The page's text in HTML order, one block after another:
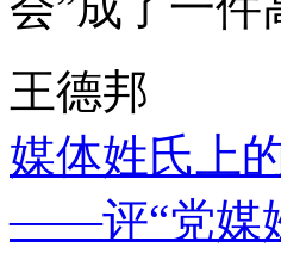
王德邦
媒体姓氏上
——评“党媒